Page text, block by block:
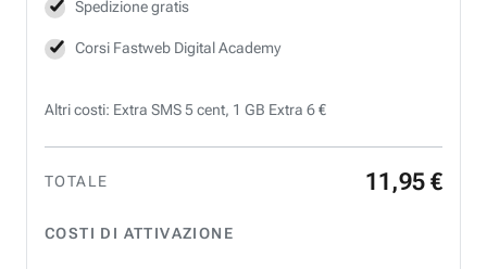
Spedizione gratis
Corsi Fastweb Digital Academy
Altri costi: Extra SMS 5 cent, 1 GB Extra 6 €
TOTALE 11 ,95 €
COSTI DI ATTIVAZIONE